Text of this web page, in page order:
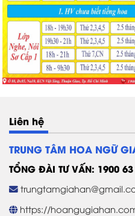
Liên hệ
TRUNG TÂM HOA NGỮ
TỔNG ĐÀI TƯ VẤN: 1900
https://